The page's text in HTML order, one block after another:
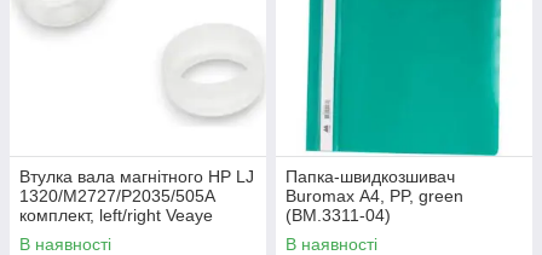
Втулка вала магнітного HP LJ
1320/M2727/P2035/505A
комплект, left/right Veaye
(BSHMR-505U-VE)
В наявності
Папка-швидкозшивач
Buromax А4, PP, green
(BM.3311-04)
В наявності